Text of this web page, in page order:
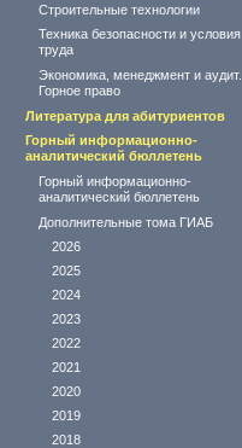
Строительные технологии
Техника безопасности и условия
труда
Экономика, менеджмент и аудит.
Горное право
Литература для абитуриентов
Горный информационно-
аналитический бюллетень
Горный информационно-
аналитический бюллетень
Дополнительные тома ГИАБ
2026
2025
2024
2023
2022
2021
2020
2019
2018